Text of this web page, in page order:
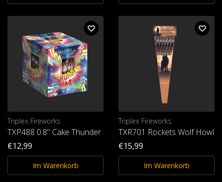
Triplex Fireworks
TXP488 0.8" Cake Thunder King
€12,99
Im Warenkorb
Triplex Fireworks
TXR701 Rockets Wolf Howl
€15,99
Im Warenkorb